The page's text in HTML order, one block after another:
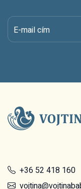
E-mail cím
+36 52 418 160